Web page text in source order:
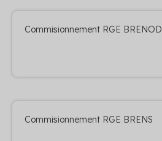
Commisionnement RGE BRENOD
Commisionnement RGE BRENS